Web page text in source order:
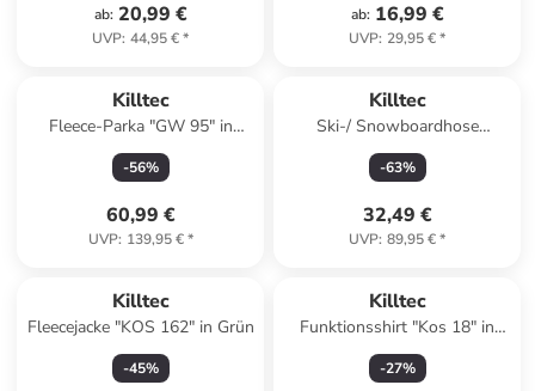
ab: 20,99 €
UVP: 44,95 €*
ab: 16,99 €
UVP: 29,95 €*
Killtec
Fleece-Parka "GW 95" in
Beige
-56%
60,99 €
UVP: 139,95 €*
Killtec
Ski-/ Snowboardhose
"Gandara" in Koralle
-63%
32,49 €
UVP: 89,95 €*
Killtec
Fleecejacke "KOS 162" in Grün
-45%
Killtec
Funktionsshirt "Kos 18" in
Dunkelblau
-27%